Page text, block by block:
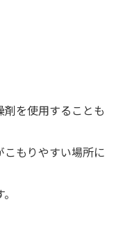
を使用することも
もりやすい場所に